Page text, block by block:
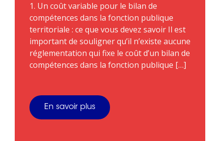
1. Un coût variable pour le bilan de
compétences dans la fonction publique
territoriale : ce que vous devez savoir Il est
important de souligner qu’il n’existe aucune
réglementation qui fixe le coût d’un bilan de
compétences dans la fonction publique […]
En savoir plus